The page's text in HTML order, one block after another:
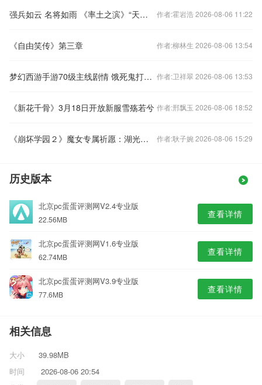
强兵如云 名将如雨 《率土之滨》“天下雄兵”全新玩法曝光 作者:霍岩浩 2026-08-06 11:22
《自由笑传》第三章 作者:柳林生 2026-08-06 13:54
梦幻西游手游70级主线剧情 饿死鬼打法视频 作者:卫祥翠 2026-08-06 13:53
《新花千骨》3月18日开放新服雪殇若兮 作者:邢飘玉 2026-08-06 18:52
《崩坏学园２》魔女专属祈愿：湖光薄暮 作者:耿子婉 2026-08-06 15:29
历史版本
北京pc蛋蛋评测网V2.4专业版
22.56MB 查看详情
北京pc蛋蛋评测网V1.6专业版
62.74MB 查看详情
北京pc蛋蛋评测网V3.9专业版
77.6MB 查看详情
相关信息
大小
39.98MB
时间
2026-08-06 20:54